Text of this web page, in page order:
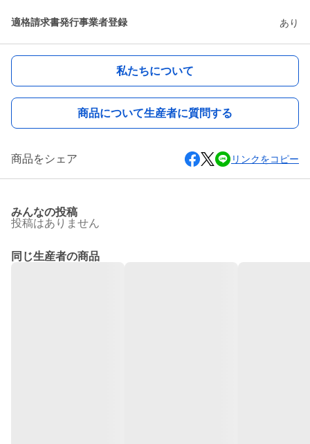
適格請求書発行事業者登録 あり
私たちについて
商品について生産者に質問する
商品をシェア リンクをコピー
みんなの投稿
投稿はありません
同じ生産者の商品